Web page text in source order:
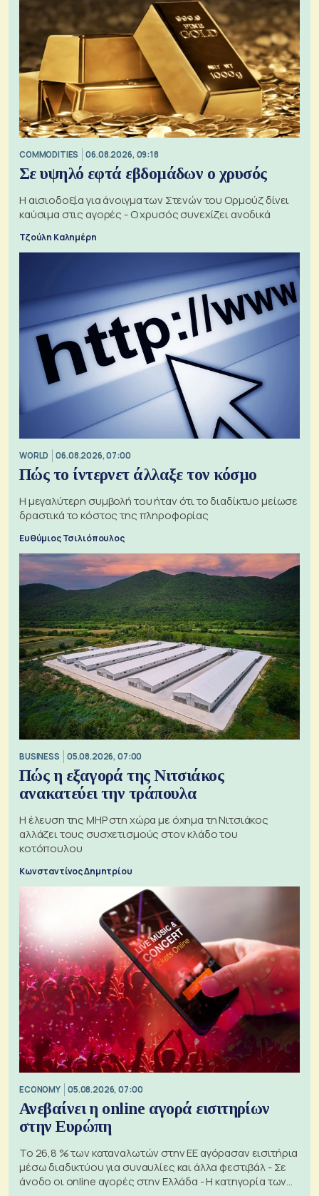
COMMODITIES 06.08.2026, 09:18
Σε υψηλό εφτά εβδομάδων ο χρυσός
Η αισιοδοξία για άνοιγμα των Στενών του Ορμούζ δίνει
καύσιμα στις αγορές - Ο χρυσός συνεχίζει ανοδικά
Τζούλη Καλημέρη
WORLD 06.08.2026, 07:00
Πώς το ίντερνετ άλλαξε τον κόσμο
Η μεγαλύτερη συμβολή του ήταν ότι το διαδίκτυο μείωσε
δραστικά το κόστος της πληροφορίας
Ευθύμιος Τσιλιόπουλος
BUSINESS 05.08.2026, 07:00
Πώς η εξαγορά της Νιτσιάκος
ανακατεύει την τράπουλα
H έλευση της MHP στη χώρα με όχημα τη Νιτσιάκος
αλλάζει τους συσχετισμούς στον κλάδο του
κοτόπουλου
Κωνσταντίνος Δημητρίου
ECONOMY 05.08.2026, 07:00
Ανεβαίνει η online αγορά εισιτηρίων
στην Ευρώπη
Το 26,8 % των καταναλωτών στην ΕΕ αγόρασαν εισιτήρια
μέσω διαδικτύου για συναυλίες και άλλα φεστιβάλ - Σε
άνοδο οι online αγορές στην Ελλάδα - Η κατηγορία των